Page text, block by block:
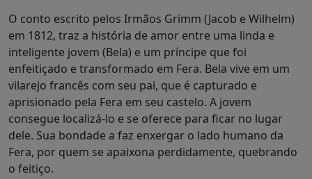
O conto escrito pelos Irmãos Grimm (Jacob e Wilhelm)
em 1812, traz a história de amor entre uma linda e
inteligente jovem (Bela) e um príncipe que foi
enfeitiçado e transformado em Fera. Bela vive em um
vilarejo francês com seu pai, que é capturado e
aprisionado pela Fera em seu castelo. A jovem
consegue localizá-lo e se oferece para ficar no lugar
dele. Sua bondade a faz enxergar o lado humano da
Fera, por quem se apaixona perdidamente, quebrando
o feitiço.